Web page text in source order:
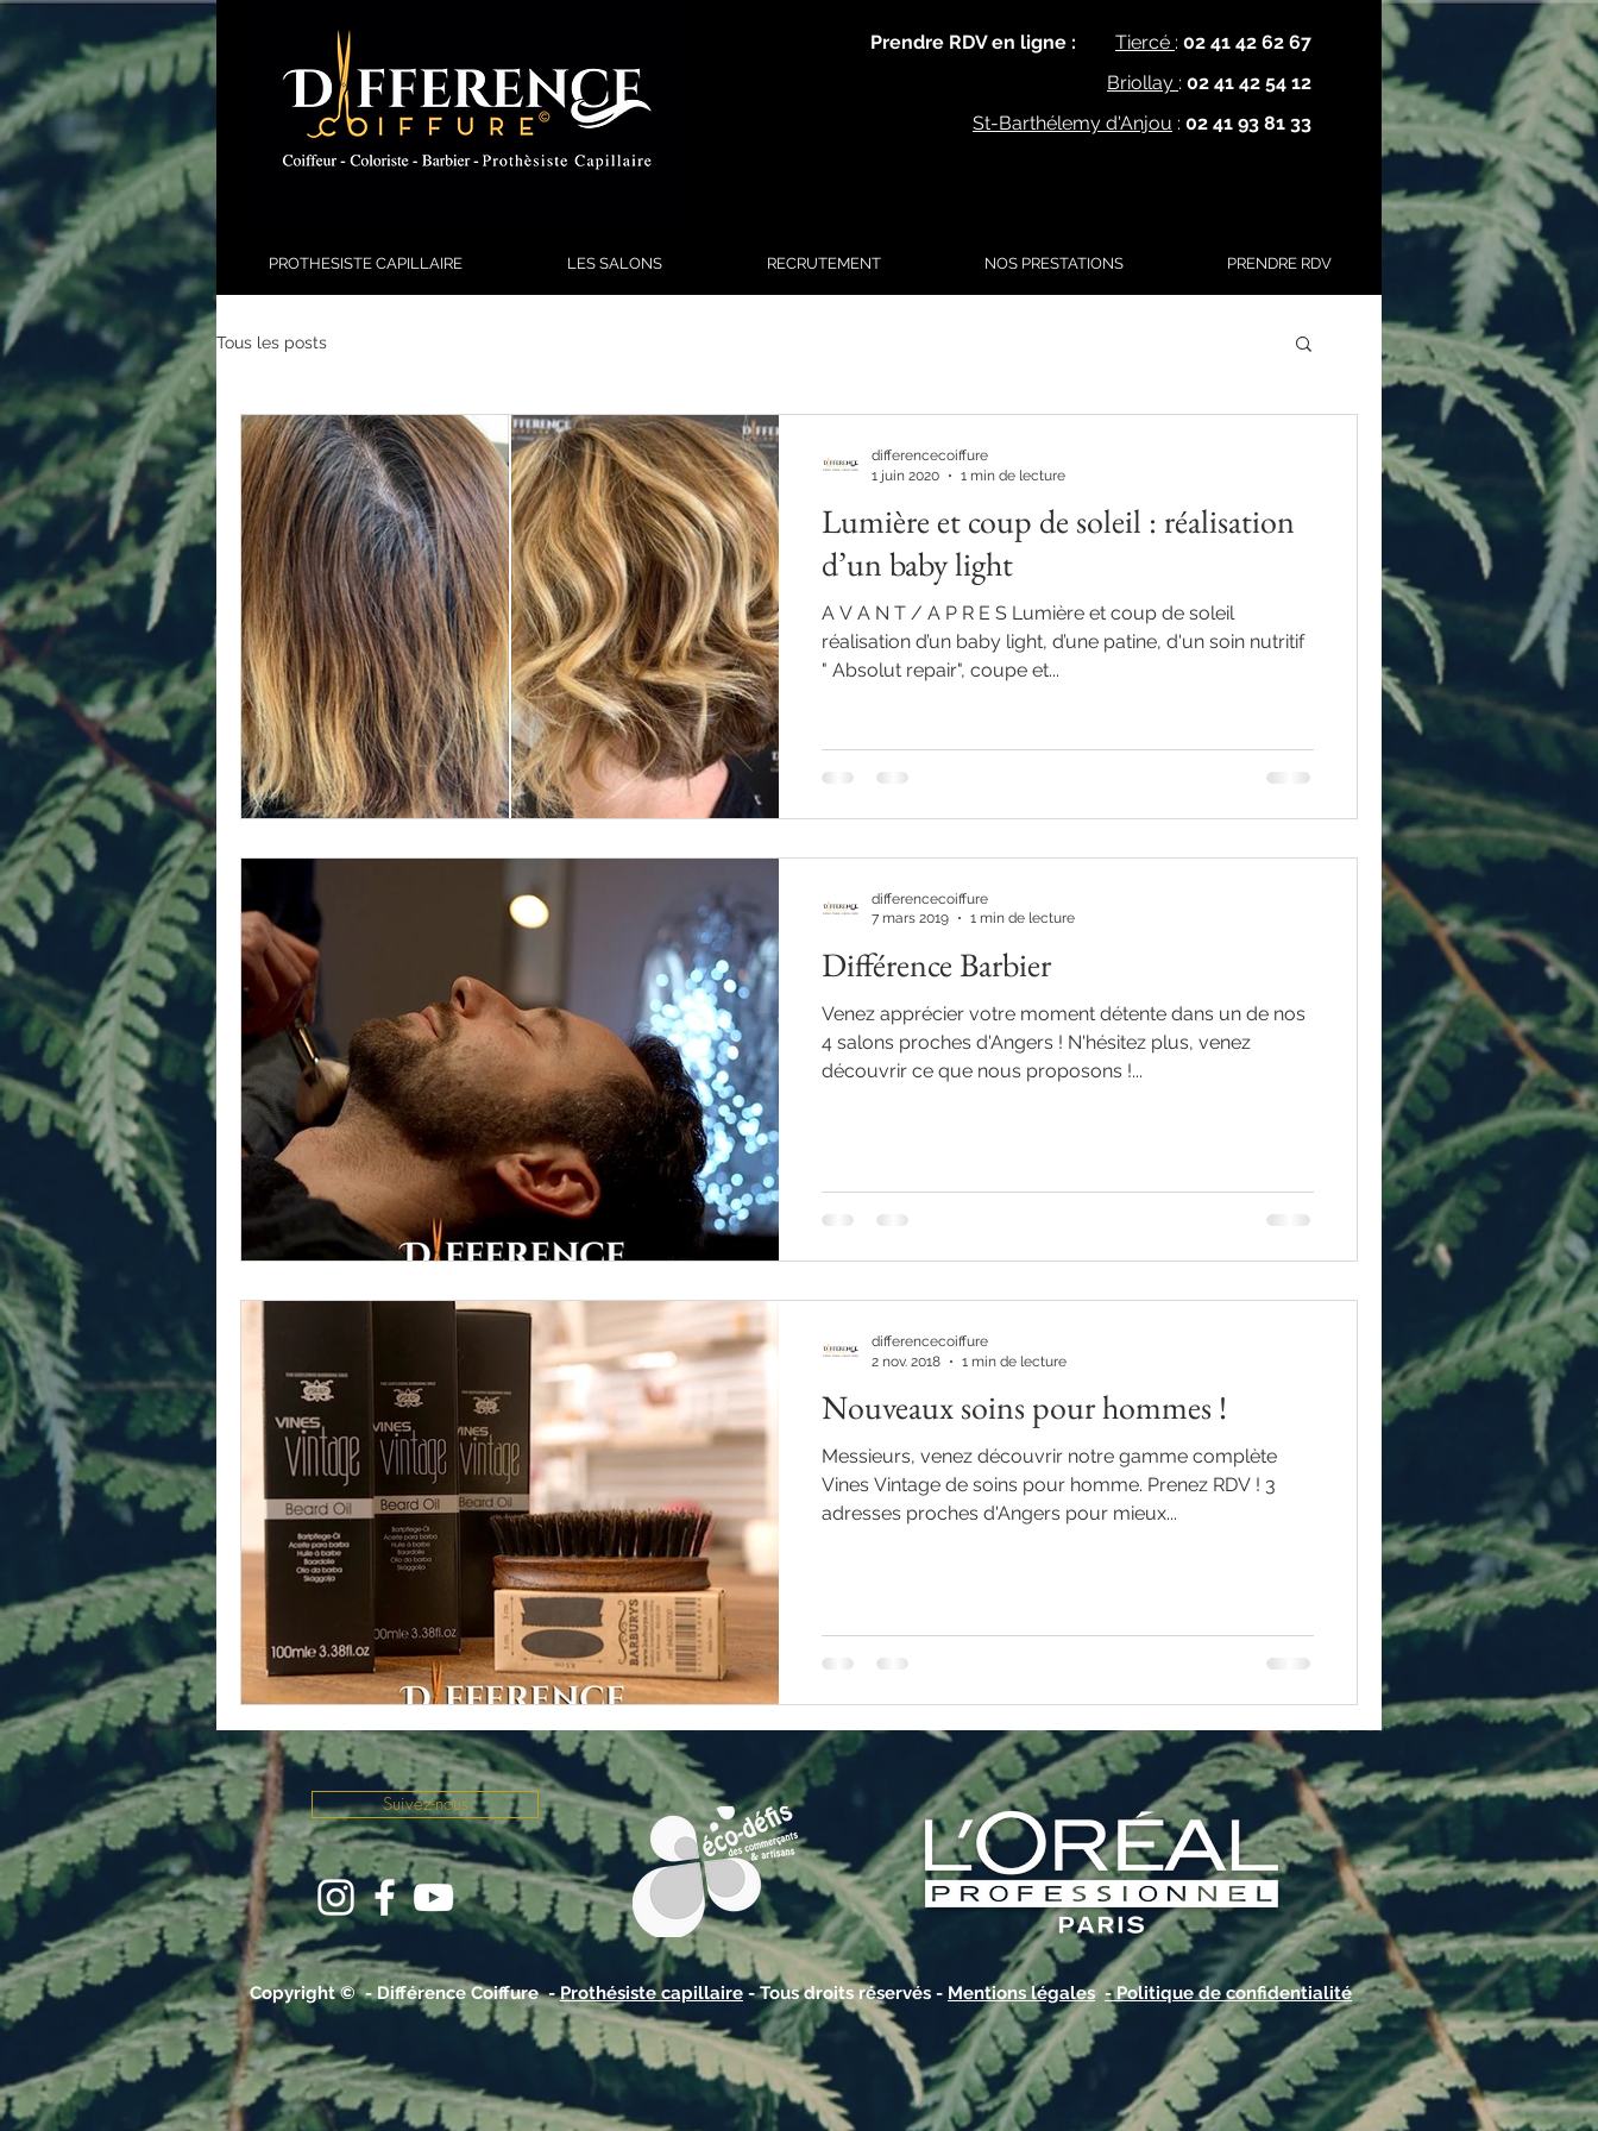
Tiercé : 02 41 42 62 67
Briollay : 02 41 42 54 12
St-Barthélemy d'Anjou : 02 41 93 81 33
Prendre RDV en ligne :
PROTHESISTE CAPILLAIRE LES SALONS RECRUTEMENT NOS PRESTATIONS PRENDRE RDV
Tous les posts
Lumière et coup de soleil : réalisation
d’un baby light
A V A N T / A P R E S Lumière et coup de soleil
réalisation d’un baby light, d’une patine, d'un soin nutritif
" Absolut repair", coupe et...
differencecoiffure
1 juin 2020
1 min de lecture
Différence Barbier
Venez apprécier votre moment détente dans un de nos
4 salons proches d'Angers ! N'hésitez plus, venez
découvrir ce que nous proposons !...
differencecoiffure
7 mars 2019
1 min de lecture
Nouveaux soins pour hommes !
Messieurs, venez découvrir notre gamme complète
Vines Vintage de soins pour homme. Prenez RDV ! 3
adresses proches d'Angers pour mieux...
differencecoiffure
2 nov. 2018
1 min de lecture
Suivez-nous
Copyright © - Différence Coiffure -Prothésiste capillaire - Tous droits réservés - Mentions légales - Politique de confidentialité